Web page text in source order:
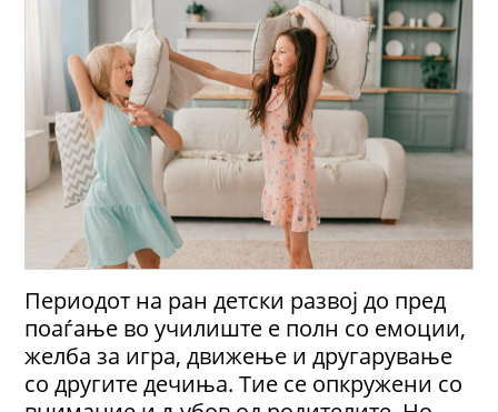
Периодот на ран детски развој до пред
поаѓање во училиште е полн со емоции,
жeлба за игра, движење и другарување
со другите дечиња. Тие се опкружени со